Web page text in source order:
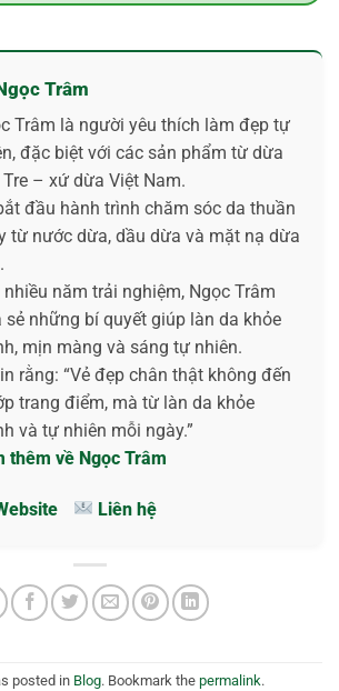
Trâm
Trâm là người yêu thích làm đẹp tự
đặc biệt với các sản phẩm từ dừa
Tre – xứ dừa Việt Nam.
đầu hành trình chăm sóc da thuần
từ nước dừa, dầu dừa và mặt nạ dừa
nhiều năm trải nghiệm, Ngọc Trâm
sẻ những bí quyết giúp làn da khỏe
mịn màng và sáng tự nhiên.
rằng: “Vẻ đẹp chân thật không đến
trang điểm, mà từ làn da khỏe
và tự nhiên mỗi ngày.”
thêm về Ngọc Trâm
Liên hệ
posted in Blog. Bookmark the permalink.